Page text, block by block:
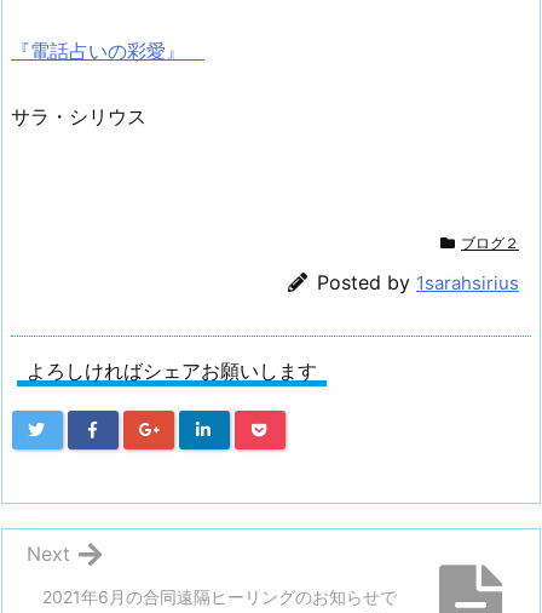
『電話占いの彩愛』
サラ・シリウス
ブログ２
Posted by 1sarahsirius
よろしければシェアお願いします
2021年6月の合同遠隔ヒーリングのお知らせで
Next